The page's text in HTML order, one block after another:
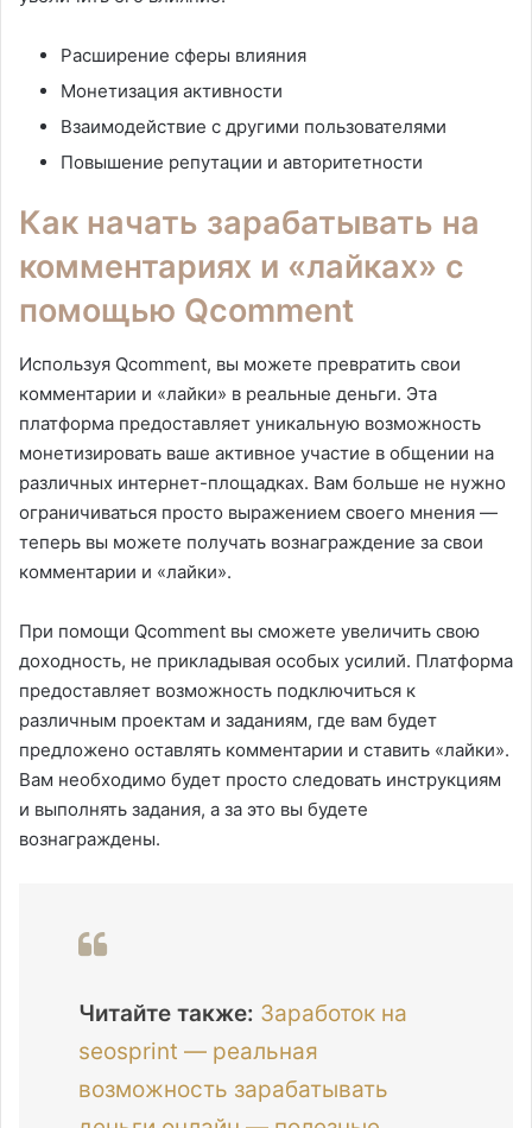
Расширение сферы влияния
Монетизация активности
Взаимодействие с другими пользователями
Повышение репутации и авторитетности
Как начать зарабатывать на
комментариях и «лайках» с
помощью Qcomment
Используя Qcomment, вы можете превратить свои
комментарии и «лайки» в реальные деньги. Эта
платформа предоставляет уникальную возможность
монетизировать ваше активное участие в общении на
различных интернет-площадках. Вам больше не нужно
ограничиваться просто выражением своего мнения —
теперь вы можете получать вознаграждение за свои
комментарии и «лайки».
При помощи Qcomment вы сможете увеличить свою
доходность, не прикладывая особых усилий. Платформа
предоставляет возможность подключиться к
различным проектам и заданиям, где вам будет
предложено оставлять комментарии и ставить «лайки».
Вам необходимо будет просто следовать инструкциям
и выполнять задания, а за это вы будете
вознаграждены.
Читайте также: Заработок на
seosprint — реальная
возможность зарабатывать